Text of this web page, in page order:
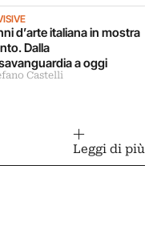
d’arte italiana in mostra
Dalla
a oggi
Castelli
Leggi di più